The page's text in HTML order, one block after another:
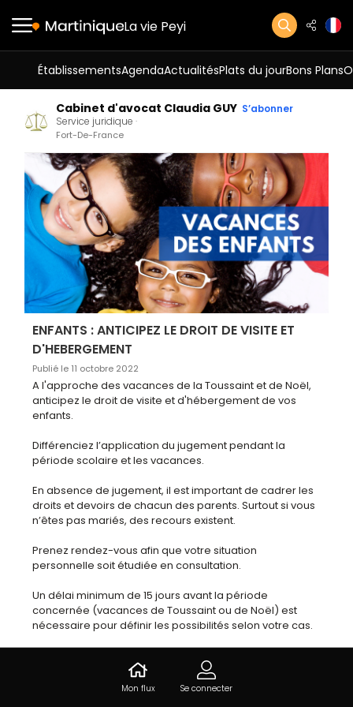
La vie Peyi
ÉtablissementsAgendaActualitésPlats du jourBons Plans
Cabinet d'avocat Claudia GUY S’abonner
Service juridique
Fort-De-France
ENFANTS : ANTICIPEZ LE DROIT DE VISITE ET
D'HEBERGEMENT
Publié le 11 octobre 2022
A l'approche des vacances de la Toussaint et de Noël,
anticipez le droit de visite et d'hébergement de vos
enfants.
Différenciez l’application du jugement pendant la
période scolaire et les vacances.
En absence de jugement, il est important de cadrer les
droits et devoirs de chacun des parents. Surtout si vous
n’êtes pas mariés, des recours existent.
Prenez rendez-vous afin que votre situation
personnelle soit étudiée en consultation.
Un délai minimum de 15 jours avant la période
concernée (vacances de Toussaint ou de Noël) est
nécessaire pour définir les possibilités selon votre cas.
VOIR NOS SPECIALITES
Mon flux Se connecter